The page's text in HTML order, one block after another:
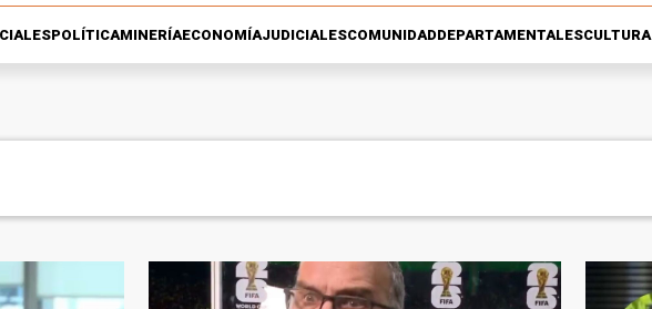
POLÍTICAMINERÍAECONOMÍAJUDICIALESCOMUNIDADDEPARTAMENTALESCULTURA